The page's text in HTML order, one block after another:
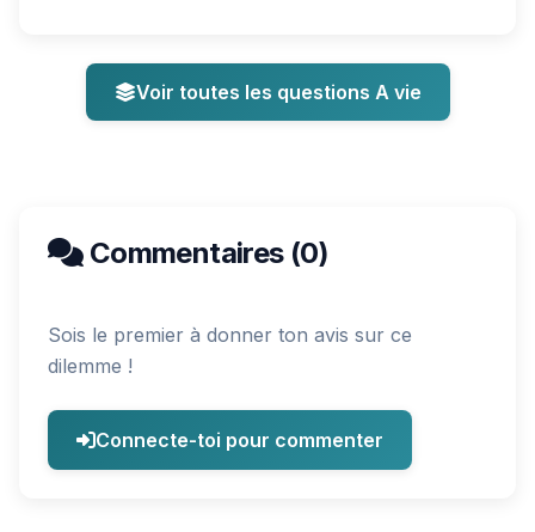
Voir toutes les questions A vie
Commentaires (0)
Sois le premier à donner ton avis sur ce
dilemme !
Connecte-toi pour commenter